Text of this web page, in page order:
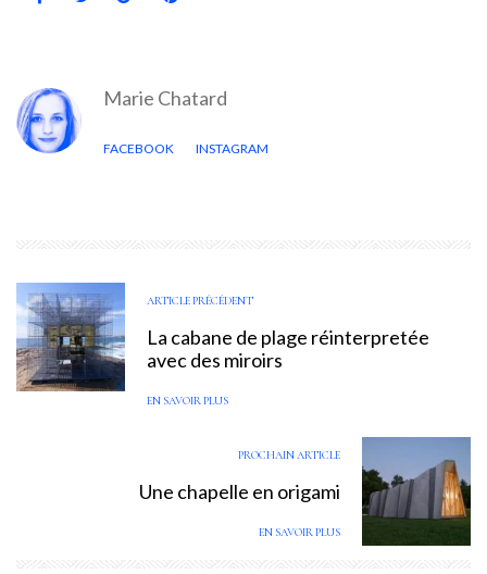
Marie Chatard
FACEBOOK INSTAGRAM
ARTICLE PRÉCÉDENT
La cabane de plage réinterpretée
avec des miroirs
EN SAVOIR PLUS
PROCHAIN ARTICLE
Une chapelle en origami
EN SAVOIR PLUS